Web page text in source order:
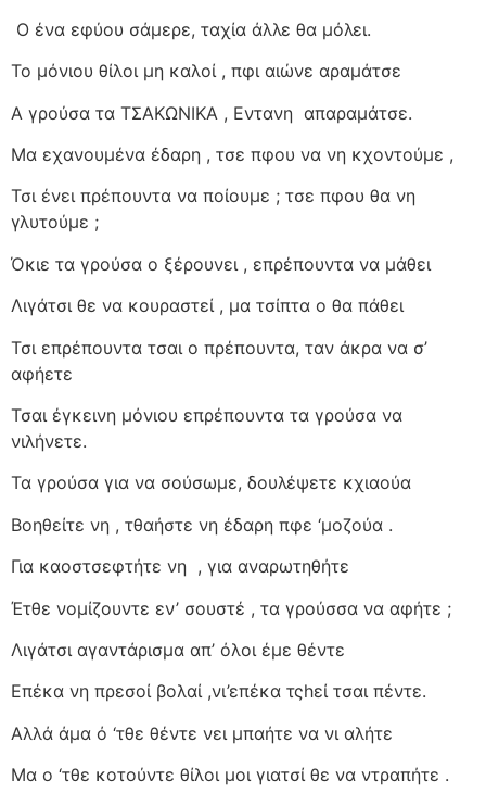
Ο ένα εφύου σάμερε, ταχία άλλε θα μόλει.
Το μόνιου θίλοι μη καλοί , πφι αιώνε αραμάτσε
Α γρούσα τα ΤΣΑΚΩΝΙΚΑ , Εντανη απαραμάτσε.
Μα εχανουμένα έδαρη , τσε πφου να νη κχοντούμε ,
Τσι ένει πρέπουντα να ποίουμε ; τσε πφου θα νη
γλυτούμε ;
Όκιε τα γρούσα ο ξέρουνει , επρέπουντα να μάθει
Λιγάτσι θε να κουραστεί , μα τσίπτα ο θα πάθει
Τσι επρέπουντα τσαι ο πρέπουντα, ταν άκρα να σ’
αφήετε
Τσαι έγκεινη μόνιου επρέπουντα τα γρούσα να
νιλήνετε.
Τα γρούσα για να σούσωμε, δουλέψετε κχιαούα
Βοηθείτε νη , τθαήστε νη έδαρη πφε ‘μοζούα .
Για καοστσεφτήτε νη , για αναρωτηθήτε
Έτθε νομίζουντε εν’ σουστέ , τα γρούσσα να αφήτε ;
Λιγάτσι αγαντάρισμα απ’ όλοι έμε θέντε
Επέκα νη πρεσοί βολαί ,νι’επέκα τςhεί τσαι πέντε.
Αλλά άμα ό ‘τθε θέντε νει μπαήτε να νι αλήτε
Μα ο ‘τθε κοτούντε θίλοι μοι γιατσί θε να ντραπήτε .